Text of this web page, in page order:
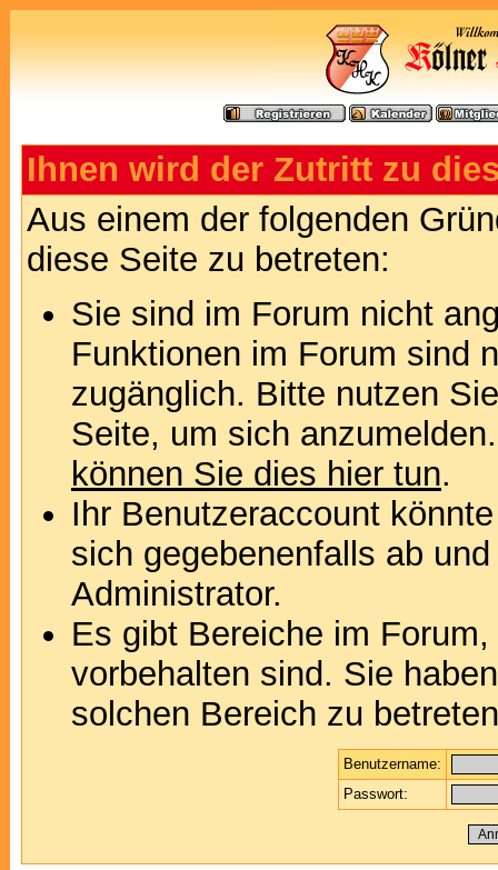
Ihnen wird der Zutritt zu
Aus einem der folgenden
diese Seite zu betreten:
Sie sind im Forum nicht
Funktionen im Forum sind
zugänglich. Bitte nutzen
Seite, um sich
können Sie dies hier tun.
Ihr Benutzeraccount
sich gegebenenfalls ab
Administrator.
Es gibt Bereiche im
vorbehalten sind. Sie
solchen Bereich zu
Benutzername:
Passwort: